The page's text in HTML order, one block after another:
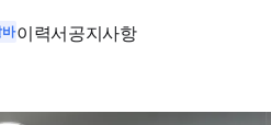
바이력서 공지사항